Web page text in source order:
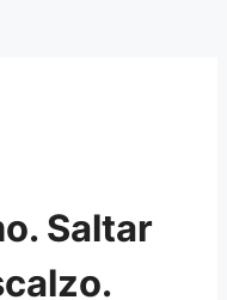
Saltar